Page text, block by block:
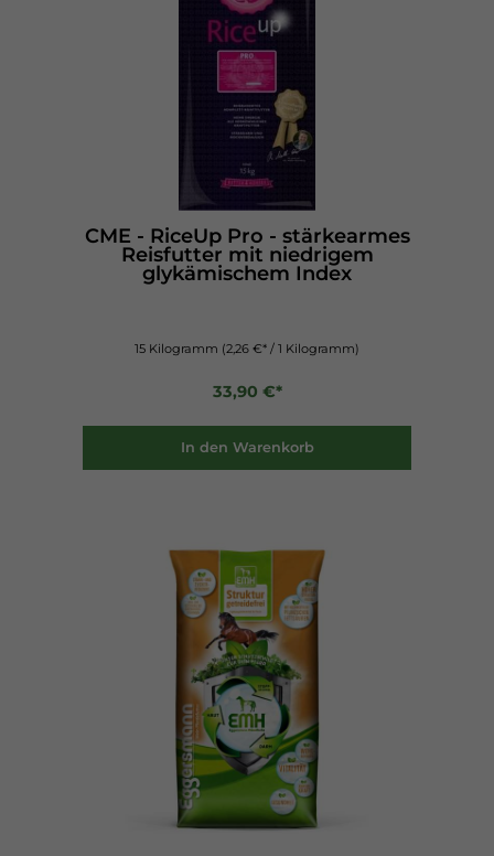
CME - RiceUp Pro - stärkearmes
Reisfutter mit niedrigem
glykämischem Index
15 Kilogramm (2,26 €* / 1 Kilogramm)
33,90 €*
In den Warenkorb